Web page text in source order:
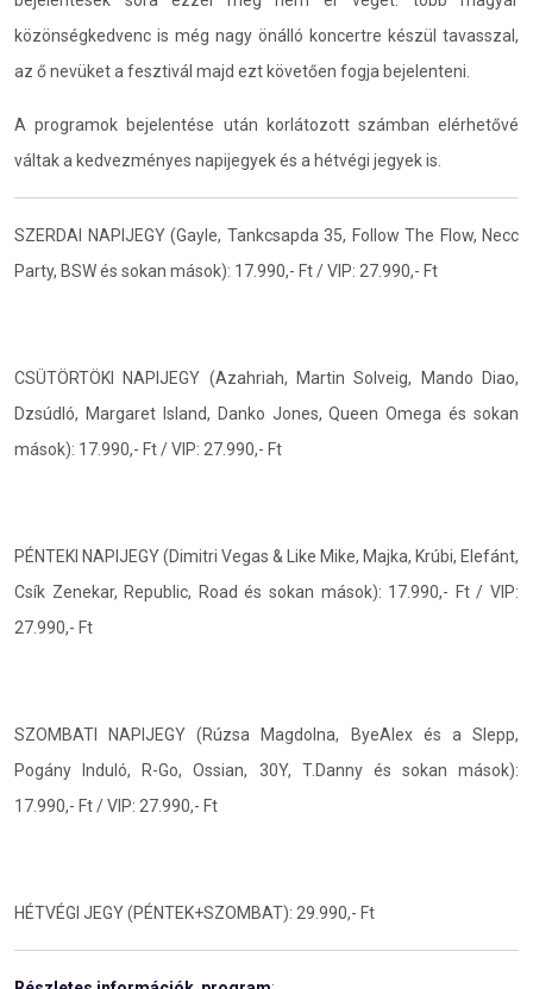
közönségkedvenc is még nagy önálló koncertre készül tavasszal,
az ő nevüket a fesztivál majd ezt követően fogja bejelenteni.
A programok bejelentése után korlátozott számban elérhetővé
váltak a kedvezményes napijegyek és a hétvégi jegyek is.
SZERDAI NAPIJEGY (Gayle, Tankcsapda 35, Follow The Flow, Necc
Party, BSW és sokan mások): 17.990,- Ft / VIP: 27.990,- Ft
CSÜTÖRTÖKI NAPIJEGY (Azahriah, Martin Solveig, Mando Diao,
Dzsúdló, Margaret Island, Danko Jones, Queen Omega és sokan
mások): 17.990,- Ft / VIP: 27.990,- Ft
PÉNTEKI NAPIJEGY (Dimitri Vegas & Like Mike, Majka, Krúbi, Elefánt,
Csík Zenekar, Republic, Road és sokan mások): 17.990,- Ft / VIP:
27.990,- Ft
SZOMBATI NAPIJEGY (Rúzsa Magdolna, ByeAlex és a Slepp,
Pogány Induló, R-Go, Ossian, 30Y, T.Danny és sokan mások):
17.990,- Ft / VIP: 27.990,- Ft
HÉTVÉGI JEGY (PÉNTEK+SZOMBAT): 29.990,- Ft